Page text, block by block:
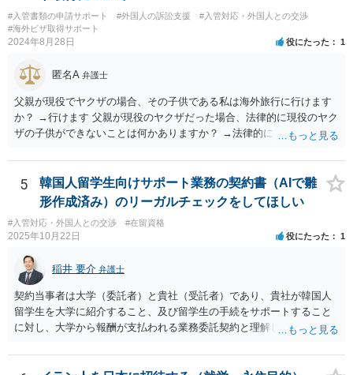
#入管書類の申請サポート #外国人の訴訟支援
#入管対応・外国人との交渉
#海外ビザ取得サポート
2024年8月28日 役にたった 1
匿名A 弁護士
父親が現役でヤクザの場合、その子供である私は海外旅行に行けます
か？ →行けます 父親が現役のヤクザだった場合、法律的に現役のヤク
ザの子供ができないことは何かありますか？ →法律的に、ということ
5
韓国人留学生向けサポート業務の契約書（AIで雛
形作成済み）のリーガルチェックをしてほしい
#入管対応・外国人との交渉 #在留資格
2025年10月22日 役にたった 1
稲井 要介 弁護士
契約当事者は大学（委託者）と貴社（受託者）であり、貴社が韓国人
留学生を大学に紹介すること、及び留学生の手続をサポートすること
に対し、大学から報酬が支払われる業務委託契約と理解しました。 留
き、契約書の作成・チェックを多く行った経験があります。